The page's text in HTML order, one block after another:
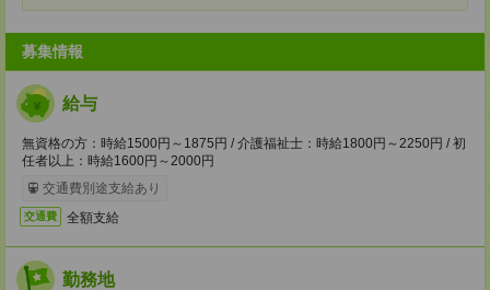
募集情報
給与
無資格の方：時給1500円～1875円 / 介護福祉士：時給1800円～2250円 / 初
任者以上：時給1600円～2000円
交通費別途支給あり
交通費 全額支給
勤務地